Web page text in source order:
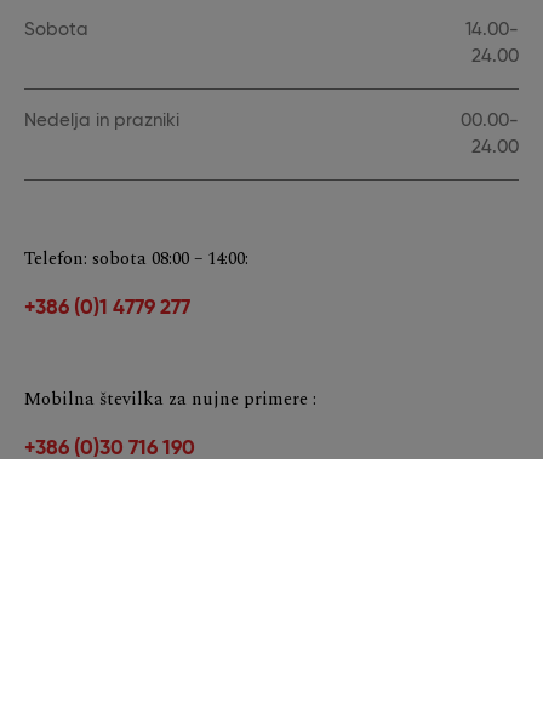
Sobota
14.00-
24.00
Nedelja in prazniki
00.00-
24.00
Telefon: sobota 08:00 – 14:00:
+386 (0)1 4779 277
Mobilna številka za nujne primere :
+386 (0)30 716 190